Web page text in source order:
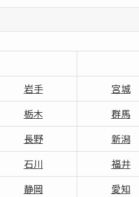
岩手 宮城
栃木 群馬
長野
新潟
石川
福井
静岡 愛知